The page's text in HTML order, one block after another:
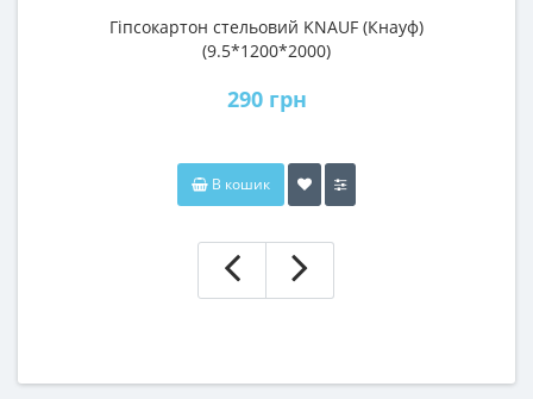
Гіпсокартон стельовий KNAUF (Кнауф)
(9.5*1200*2000)
290 грн
В кошик